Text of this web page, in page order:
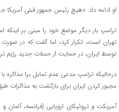
او ادامه داد: «هیچ رئیس جمهور قبلی آمریکا
ترامپ بار دیگر موضع خود را مبنی بر اینکه
تهران است، تکرار کرد، اما گفت که در
توسط ایران، در حمایت از حملات جدید رژیم
درحالیکه ترامپ مدعی عدم تمایل برا مذاکره
مجبور کردن ایران برای بازگشت به مذاکرات
آمریکت و تروئیکای اروپایی (فرانسه، آلمان